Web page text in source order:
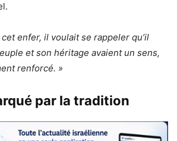
cet enfer, il voulait se rappeler qu’il
et son héritage avaient un sens,
renforcé. »
par la tradition